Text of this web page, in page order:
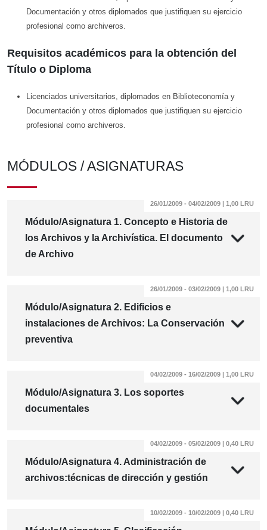
Documentación y otros diplomados que justifiquen su ejercicio
profesional como archiveros.
Requisitos académicos para la obtención del
Título o Diploma
Licenciados universitarios, diplomados en Biblioteconomía y
Documentación y otros diplomados que justifiquen su ejercicio
profesional como archiveros.
MÓDULOS / ASIGNATURAS
Módulo/Asignatura 1. Concepto e Historia de
los Archivos y la Archivística. El documento
de Archivo
26/01/2009 - 04/02/2009 | 1,00 LRU
Módulo/Asignatura 2. Edificios e
instalaciones de Archivos: La Conservación
preventiva
26/01/2009 - 03/02/2009 | 1,00 LRU
Módulo/Asignatura 3. Los soportes
documentales
04/02/2009 - 16/02/2009 | 1,00 LRU
Módulo/Asignatura 4. Administración de
archivos:técnicas de dirección y gestión
04/02/2009 - 05/02/2009 | 0,40 LRU
10/02/2009 - 10/02/2009 | 0,40 LRU